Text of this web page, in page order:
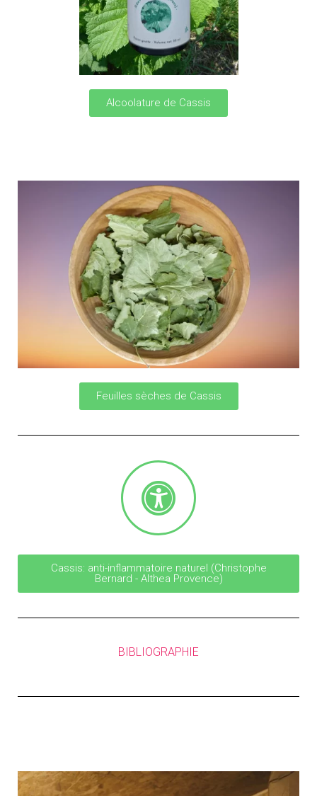
Alcoolature de Cassis
Feuilles sèches de Cassis
Cassis: anti-inflammatoire naturel (Christophe
Bernard - Althea Provence)
BIBLIOGRAPHIE